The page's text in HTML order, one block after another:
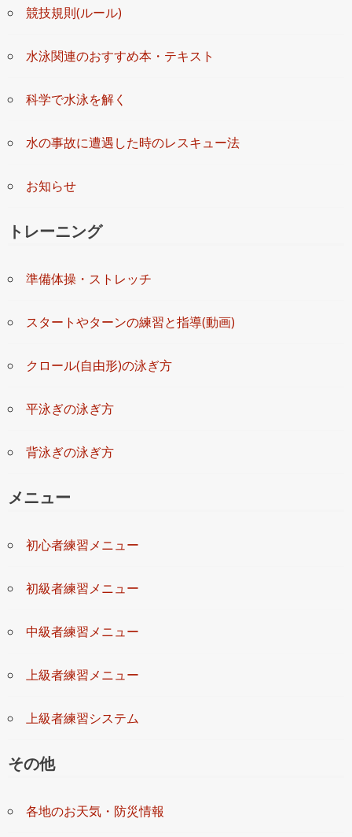
競技規則(ルール)
水泳関連のおすすめ本・テキスト
科学で水泳を解く
水の事故に遭遇した時のレスキュー法
お知らせ
トレーニング
準備体操・ストレッチ
スタートやターンの練習と指導(動画)
クロール(自由形)の泳ぎ方
平泳ぎの泳ぎ方
背泳ぎの泳ぎ方
メニュー
初心者練習メニュー
初級者練習メニュー
中級者練習メニュー
上級者練習メニュー
上級者練習システム
その他
各地のお天気・防災情報